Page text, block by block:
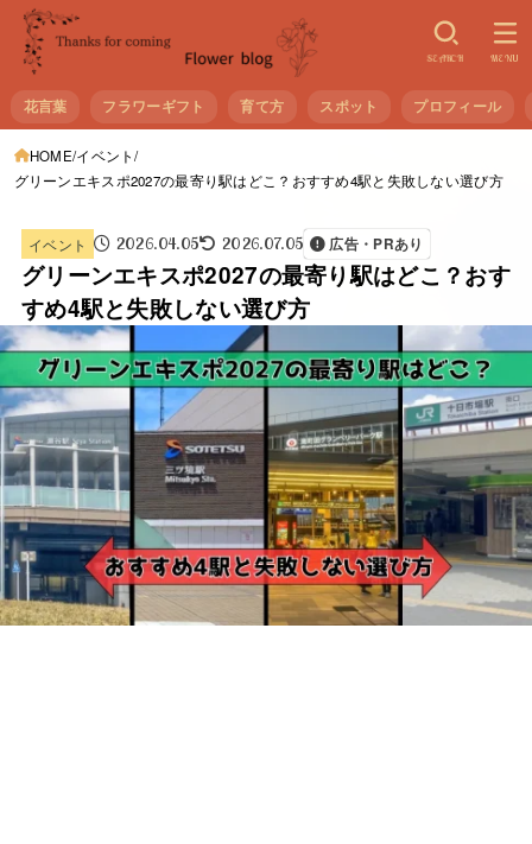
花言葉 フラワーギフト 育て方 スポット プロフィール
SEARCH MENU
HOME イベント
グリーンエキスポ2027の最寄り駅はどこ？おすすめ4駅と失敗しない選び方
イベント 2026.04.05 2026.07.05 広告・PRあり
グリーンエキスポ2027の最寄り駅はどこ？おす
すめ4駅と失敗しない選び方